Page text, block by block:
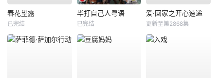
春花望露
已完结
毕打自己人粤语
已完结
爱·回家之开心速递
更新至第2868集